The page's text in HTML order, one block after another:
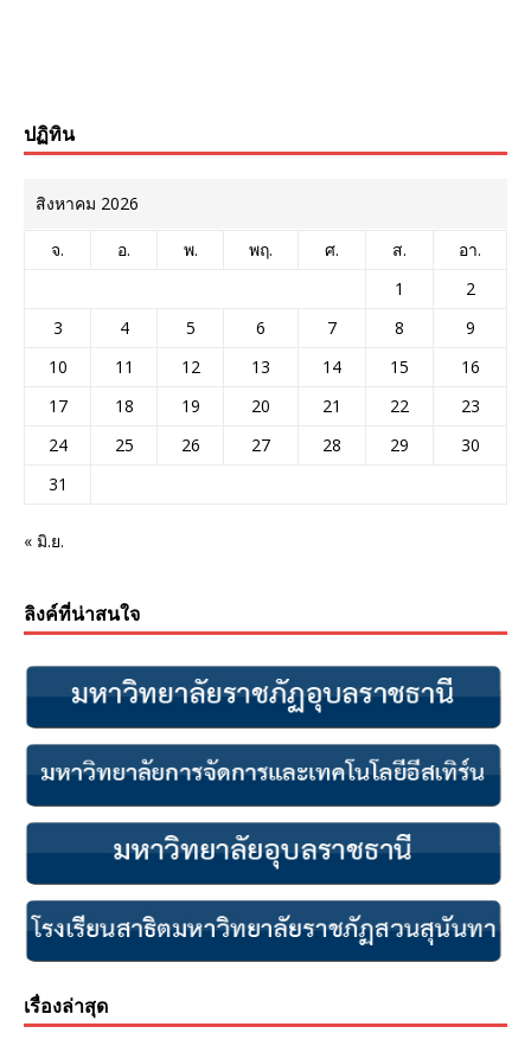
ปฏิทิน
สิงหาคม 2026
จ. อ. พ. พฤ. ศ. ส.
อา.
1
2
3
4 5 6 7 8
9
10
11 12 13 14 15
16
17
18 19 20 21 22
23
24
25 26 27 28 29
30
31
« มิ.ย.
ลิงค์ที่น่าสนใจ
เรื่องล่าสุด